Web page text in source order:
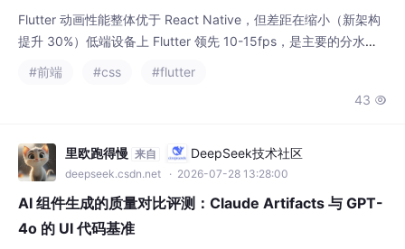
Flutter 动画性能整体优于 React Native，但差距在缩小（新架构
提升 30%）低端设备上 Flutter 领先 10-15fps，是主要的分水岭
场景中高端设备上（iPhone 14+、Pixel 7+）差异已缩小到 2-5fp
er vs Fabric+JSI 的架构差异是性能差距的根因选型应考虑设备
#前端 #css
#flutter
43 
里欧跑得慢 来自 DeepSeek技术社区
deepseek.csdn.net · 2026-07-28 13:28:00
AI 组件生成的质量对比评测：Claude Artifacts 与 GPT-
4o 的 UI 代码基准